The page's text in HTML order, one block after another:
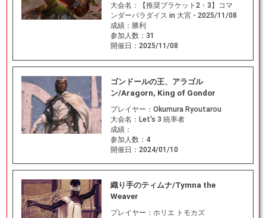
大会名：
【推奨ブラケット2・3】コマ
ンダーパラダイス in 大宮 - 2025/11/08
成績： 勝利
参加人数： 31
開催日： 2025/11/08
ゴンドールの王、アラゴル
ン/Aragorn, King of Gondor
プレイヤー： Okumura Ryoutarou
大会名： Let's 3 統率者
成績：
参加人数： 4
開催日： 2024/01/10
織り手のティムナ/Tymna the
Weaver
プレイヤー： ホリエ トモカズ